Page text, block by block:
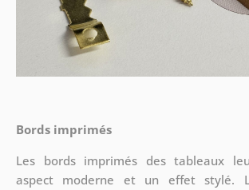
Bords imprimés
Les bords imprimés des tableaux
aspect moderne et un effet stylé.